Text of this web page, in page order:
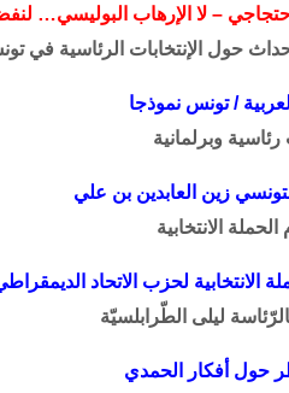
– لا الإرهاب البوليسي… لنفضح مهزلة
حول الإنتخابات الرئاسية في
/ تونس نموذجا
وبرلمانية
زين العابدين بن علي
الانتخابية
الانتخابية لحزب الاتحاد
ليلى الطّرابلسيّة
حول أفكار الحمدي